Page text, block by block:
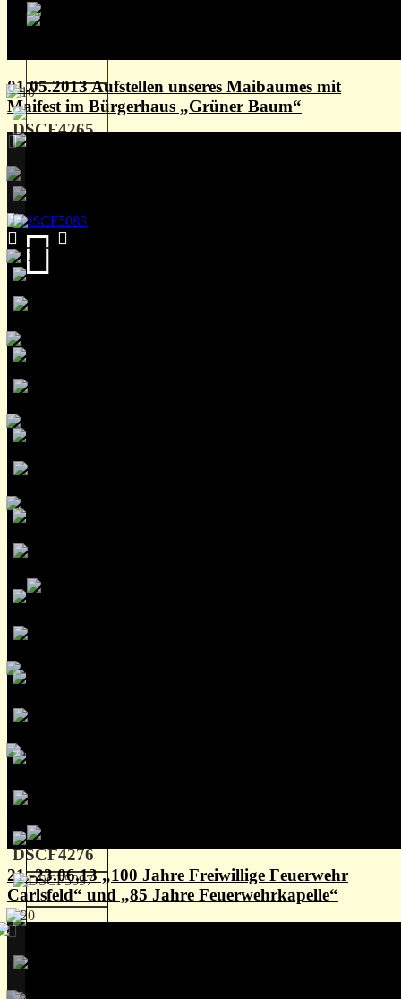
01.05.2013 Aufstellen unseres Maibaumes mit
Maifest im Bürgerhaus „Grüner Baum“
21.-23.06.13 „100 Jahre Freiwillige Feuerwehr
Carlsfeld“ und „85 Jahre Feuerwehrkapelle“